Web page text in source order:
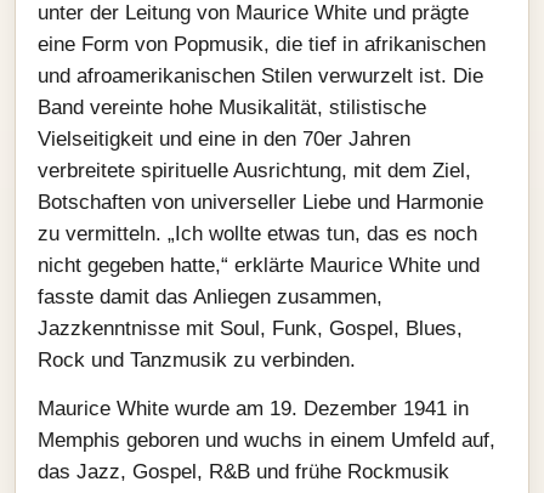
unter der Leitung von Maurice White und prägte
eine Form von Popmusik, die tief in afrikanischen
und afroamerikanischen Stilen verwurzelt ist. Die
Band vereinte hohe Musikalität, stilistische
Vielseitigkeit und eine in den 70er Jahren
verbreitete spirituelle Ausrichtung, mit dem Ziel,
Botschaften von universeller Liebe und Harmonie
zu vermitteln. „Ich wollte etwas tun, das es noch
nicht gegeben hatte,“ erklärte Maurice White und
fasste damit das Anliegen zusammen,
Jazzkenntnisse mit Soul, Funk, Gospel, Blues,
Rock und Tanzmusik zu verbinden.
Maurice White wurde am 19. Dezember 1941 in
Memphis geboren und wuchs in einem Umfeld auf,
das Jazz, Gospel, R&B und frühe Rockmusik